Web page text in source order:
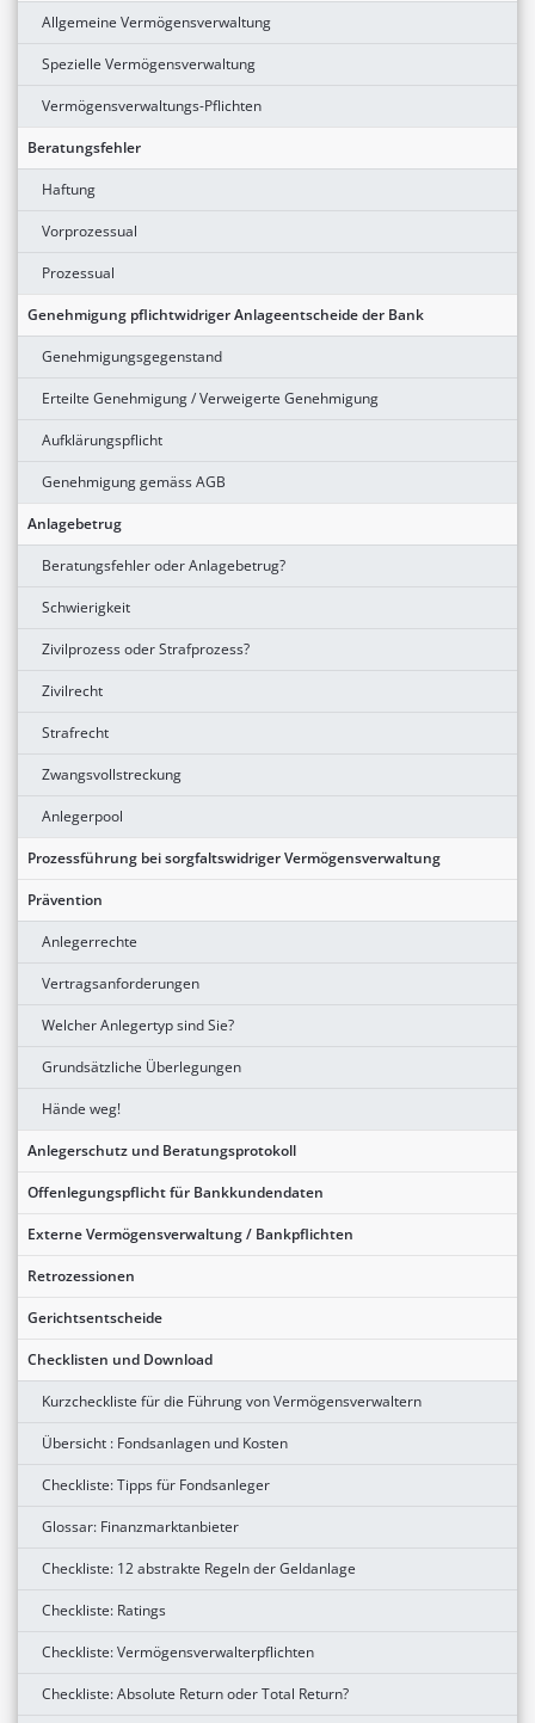
Allgemeine Vermögensverwaltung
Spezielle Vermögensverwaltung
Vermögensverwaltungs-Pflichten
Beratungsfehler
Haftung
Vorprozessual
Prozessual
Genehmigung pflichtwidriger Anlageentscheide der Bank
Genehmigungsgegenstand
Erteilte Genehmigung / Verweigerte Genehmigung
Aufklärungspflicht
Genehmigung gemäss AGB
Anlagebetrug
Beratungsfehler oder Anlagebetrug?
Schwierigkeit
Zivilprozess oder Strafprozess?
Zivilrecht
Strafrecht
Zwangsvollstreckung
Anlegerpool
Prozessführung bei sorgfaltswidriger Vermögensverwaltung
Prävention
Anlegerrechte
Vertragsanforderungen
Welcher Anlegertyp sind Sie?
Grundsätzliche Überlegungen
Hände weg!
Anlegerschutz und Beratungsprotokoll
Offenlegungspflicht für Bankkundendaten
Externe Vermögensverwaltung / Bankpflichten
Retrozessionen
Gerichtsentscheide
Checklisten und Download
Kurzcheckliste für die Führung von Vermögensverwaltern
Übersicht : Fondsanlagen und Kosten
Checkliste: Tipps für Fondsanleger
Glossar: Finanzmarktanbieter
Checkliste: 12 abstrakte Regeln der Geldanlage
Checkliste: Ratings
Checkliste: Vermögensverwalterpflichten
Checkliste: Absolute Return oder Total Return?